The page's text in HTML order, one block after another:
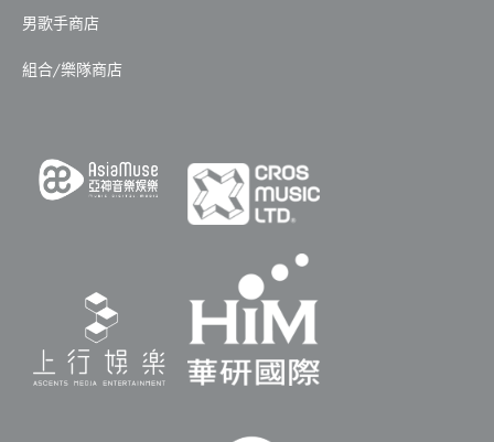
男歌手商店
組合/樂隊商店